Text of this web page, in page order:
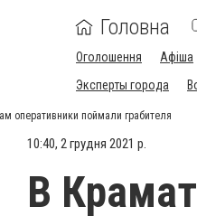
Головна
Оголошення
Афіша
Эксперты города
оперативники поймали грабителя
10:40, 2 грудня 2021 р.
В